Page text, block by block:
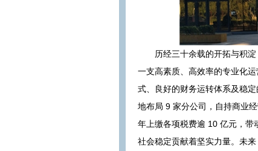
历经三十余载的开拓与积
一支高素质、高效率的专业化
式、良好的财务运转体系及稳
地布局 9 家分公司，自持商业
年上缴各项税费逾 10 亿元，带
社会稳定贡献着坚实力量。未